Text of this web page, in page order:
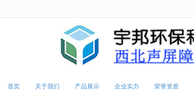
首页 关于我们 产品展示 企业实力 荣誉资质